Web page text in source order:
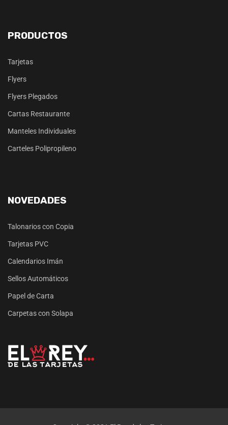
PRODUCTOS
Tarjetas
Flyers
Flyers Plegados
Cartas Restaurante
Manteles Individuales
Carteles Polipropileno
NOVEDADES
Talonarios con Copia
Tarjetas PVC
Calendarios Imán
Sellos Automáticos
Papel de Carta
Carpetas con Solapa